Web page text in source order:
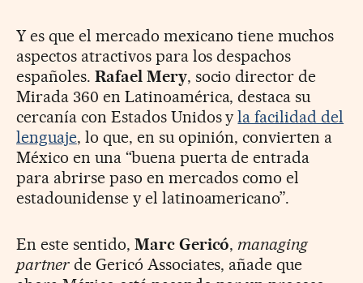
Y es que el mercado mexicano tiene muchos
aspectos atractivos para los despachos
españoles. Rafael Mery, socio director de
Mirada 360 en Latinoamérica, destaca su
cercanía con Estados Unidos yla facilidad del
lenguaje, lo que, en su opinión, convierten a
México en una “buena puerta de entrada
para abrirse paso en mercados como el
estadounidense y el latinoamericano”.
En este sentido, Marc Gericó, managing
partnerde Gericó Associates, añade que